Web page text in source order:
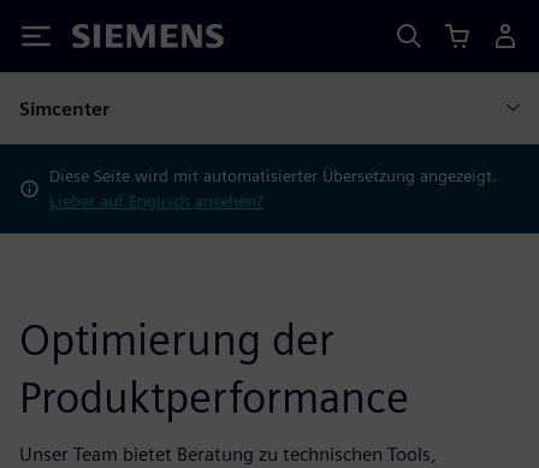
Siemens
Simcenter
Diese Seite wird mit automatisierter Übersetzung angezeigt.
Lieber auf Englisch ansehen?
Optimierung der
Produktperformance
Unser Team bietet Beratung zu technischen Tools,